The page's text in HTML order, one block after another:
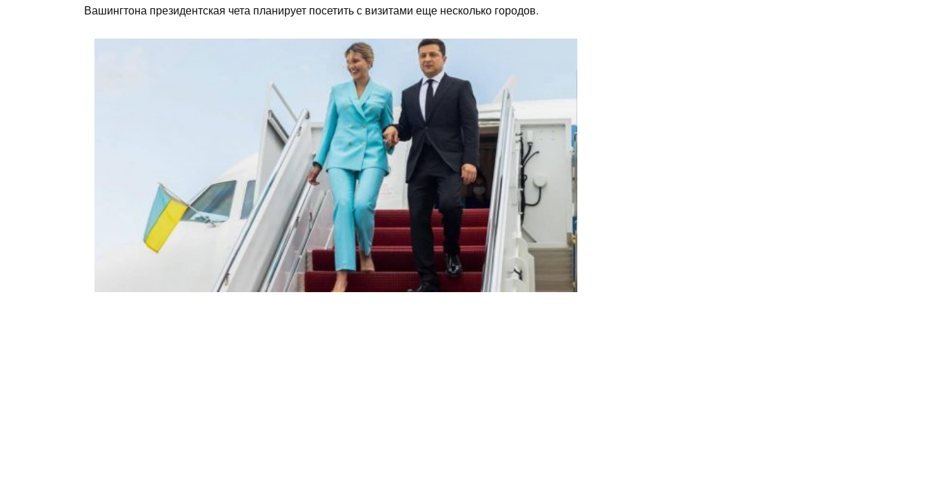
Вашингтона президентская чета планирует посетить с визитами еще несколько городов.